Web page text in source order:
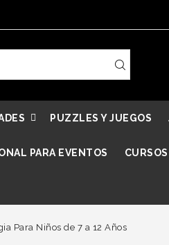
PUZZLES Y JUEGOS
PARA EVENTOS
Para Niños de 7 a 12 Años